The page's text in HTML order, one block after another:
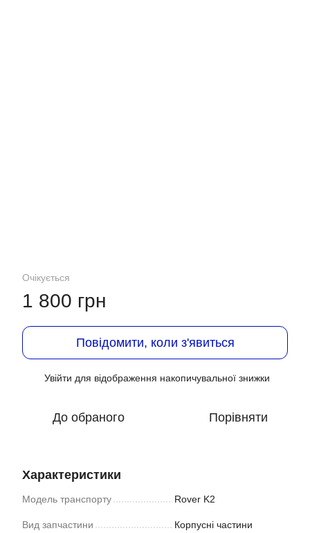
Очікується
1 800 грн
Повідомити, коли з'явиться
Увійти для відображення накопичувальної знижки
До обраного Порівняти
Характеристики
Модель транспорту Rover K2
Вид запчастини Корпусні частини